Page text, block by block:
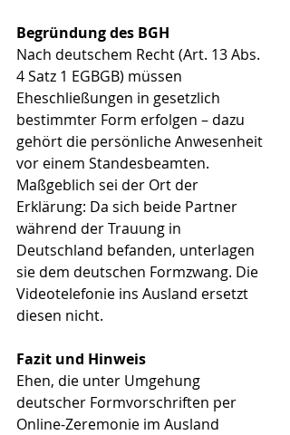
Begründung des BGH
Nach deutschem Recht (Art. 13 Abs.
4 Satz 1 EGBGB) müssen
Eheschließungen in gesetzlich
bestimmter Form erfolgen – dazu
gehört die persönliche Anwesenheit
vor einem Standesbeamten.
Maßgeblich sei der Ort der
Erklärung: Da sich beide Partner
während der Trauung in
Deutschland befanden, unterlagen
sie dem deutschen Formzwang. Die
Videotelefonie ins Ausland ersetzt
diesen nicht.
Fazit und Hinweis
Ehen, die unter Umgehung
deutscher Formvorschriften per
Online-Zeremonie im Ausland